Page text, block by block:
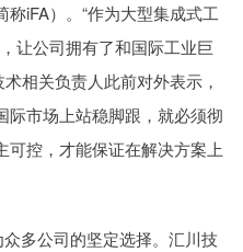
iFA）。“作为大型集成式工
让公司拥有了和国际工业巨
术相关负责人此前对外表示，
际市场上站稳脚跟，就必须彻
可控，才能保证在解决方案上
多公司的坚定选择。汇川技